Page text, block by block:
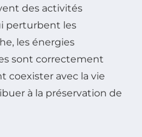
des activités
perturbent les
les énergies
sont correctement
coexister avec la vie
à la préservation de